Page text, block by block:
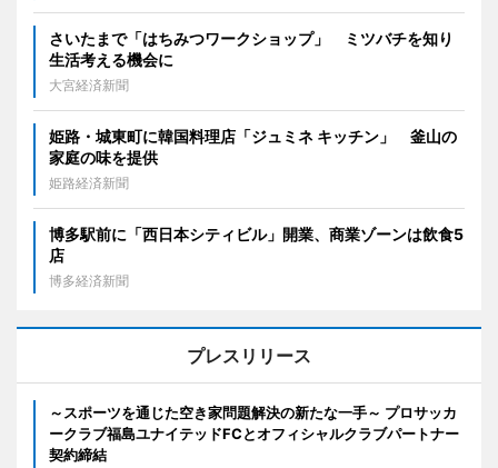
さいたまで「はちみつワークショップ」 ミツバチを知り
生活考える機会に
大宮経済新聞
姫路・城東町に韓国料理店「ジュミネ キッチン」 釜山の
家庭の味を提供
姫路経済新聞
博多駅前に「西日本シティビル」開業、商業ゾーンは飲食5
店
博多経済新聞
プレスリリース
～スポーツを通じた空き家問題解決の新たな一手～ プロサッカ
ークラブ福島ユナイテッドFCとオフィシャルクラブパートナー
契約締結